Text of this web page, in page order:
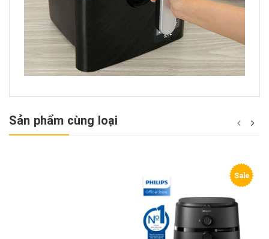
Sản phẩm cùng loại
Sale